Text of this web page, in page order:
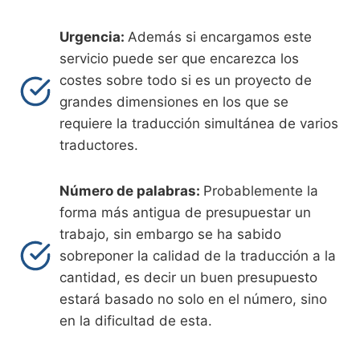
Urgencia: Además si encargamos este
servicio puede ser que encarezca los
costes sobre todo si es un proyecto de
grandes dimensiones en los que se
requiere la traducción simultánea de varios
traductores.
Número de palabras: Probablemente la
forma más antigua de presupuestar un
trabajo, sin embargo se ha sabido
sobreponer la calidad de la traducción a la
cantidad, es decir un buen presupuesto
estará basado no solo en el número, sino
en la dificultad de esta.